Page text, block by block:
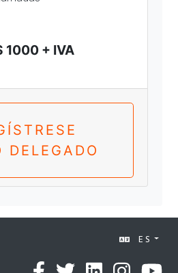
1000 + IVA
DELEGADO
ES